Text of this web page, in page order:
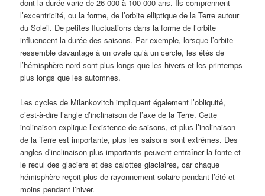
dont la durée varie de 26 000 à 100 000 ans. Ils comprennent
l’excentricité, ou la forme, de l’orbite elliptique de la Terre autour
du Soleil. De petites fluctuations dans la forme de l’orbite
influencent la durée des saisons. Par exemple, lorsque l’orbite
ressemble davantage à un ovale qu’à un cercle, les étés de
l’hémisphère nord sont plus longs que les hivers et les printemps
plus longs que les automnes.
Les cycles de Milankovitch impliquent également l’obliquité,
c’est-à-dire l’angle d’inclinaison de l’axe de la Terre. Cette
inclinaison explique l’existence de saisons, et plus l’inclinaison
de la Terre est importante, plus les saisons sont extrêmes. Des
angles d’inclinaison plus importants peuvent entraîner la fonte et
le recul des glaciers et des calottes glaciaires, car chaque
hémisphère reçoit plus de rayonnement solaire pendant l’été et
moins pendant l’hiver.